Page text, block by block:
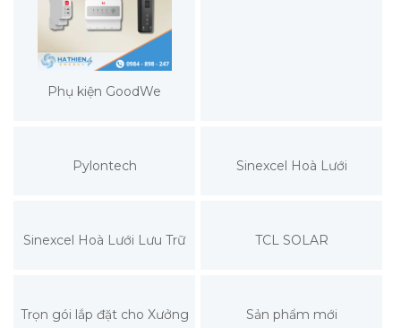
Phụ kiện GoodWe
Pylontech Sinexcel Hoà Lưới
Sinexcel Hoà Lưới Lưu Trữ TCL SOLAR
Trọn gói lắp đặt cho Xưởng
Sản phẩm mới